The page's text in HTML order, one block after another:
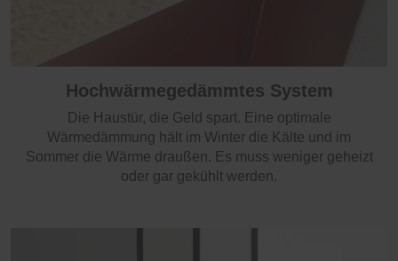
Hochwärmegedämmtes System
Die Haustür, die Geld spart. Eine optimale
Wärmedämmung hält im Winter die Kälte und im
Sommer die Wärme draußen. Es muss weniger geheizt
oder gar gekühlt werden.